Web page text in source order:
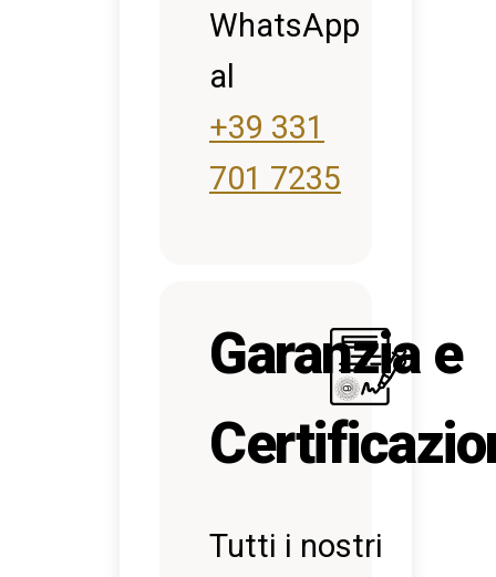
WhatsApp
al
+39 331
701 7235
Garanzia e
Tutti i nostri